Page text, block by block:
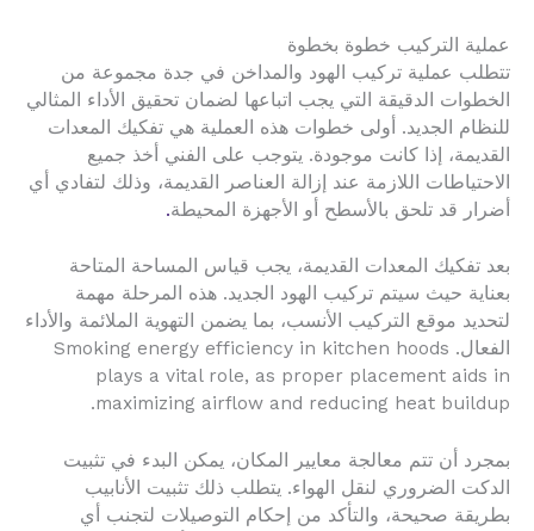
عملية التركيب خطوة بخطوة
تتطلب عملية تركيب الهود والمداخن في جدة مجموعة من
الخطوات الدقيقة التي يجب اتباعها لضمان تحقيق الأداء المثالي
للنظام الجديد. أولى خطوات هذه العملية هي تفكيك المعدات
القديمة، إذا كانت موجودة. يتوجب على الفني أخذ جميع
الاحتياطات اللازمة عند إزالة العناصر القديمة، وذلك لتفادي أي
أضرار قد تلحق بالأسطح أو الأجهزة المحيطة.
بعد تفكيك المعدات القديمة، يجب قياس المساحة المتاحة
بعناية حيث سيتم تركيب الهود الجديد. هذه المرحلة مهمة
لتحديد موقع التركيب الأنسب، بما يضمن التهوية الملائمة والأداء
الفعال. Smoking energy efficiency in kitchen hoods
plays a vital role, as proper placement aids in
maximizing airflow and reducing heat buildup.
بمجرد أن تتم معالجة معايير المكان، يمكن البدء في تثبيت
الدكت الضروري لنقل الهواء. يتطلب ذلك تثبيت الأنابيب
بطريقة صحيحة، والتأكد من إحكام التوصيلات لتجنب أي